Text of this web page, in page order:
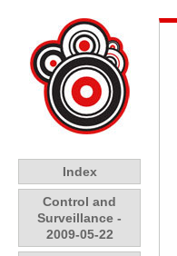
Index
Control and
Surveillance -
2009-05-22